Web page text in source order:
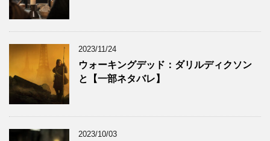
2023/11/24
ウォーキングデッド：ダリルディクソン
と【一部ネタバレ】
2023/10/03